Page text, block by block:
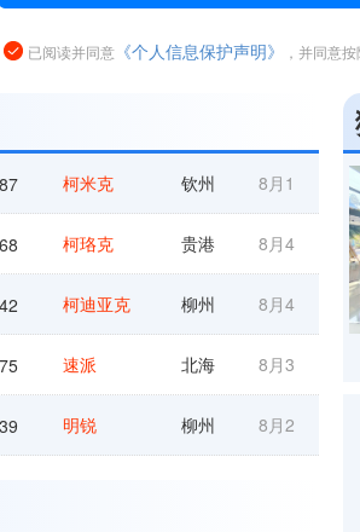
已阅读并同意 《个人信息保护声明》 ，并同意
柯米克 钦州 8月1
柯珞克 贵港 8月4
柯迪亚克 柳州 8月4
速派 北海 8月3
明锐 柳州 8月2